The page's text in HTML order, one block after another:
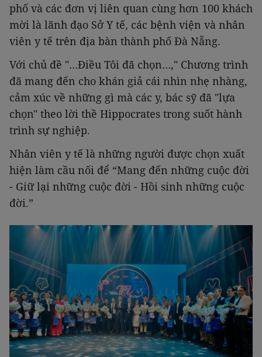
phố và các đơn vị liên quan cùng hơn 100 khách
mời là lãnh đạo Sở Y tế, các bệnh viện và nhân
viên y tế trên địa bàn thành phố Đà Nẵng.
Với chủ đề "…Điều Tôi đã chọn…," Chương trình
đã mang đến cho khán giả cái nhìn nhẹ nhàng,
cảm xúc về những gì mà các y, bác sỹ đã "lựa
chọn" theo lời thề Hippocrates trong suốt hành
trình sự nghiệp.
Nhân viên y tế là những người được chọn xuất
hiện làm cầu nối để “Mang đến những cuộc đời
- Giữ lại những cuộc đời - Hồi sinh những cuộc
đời.”